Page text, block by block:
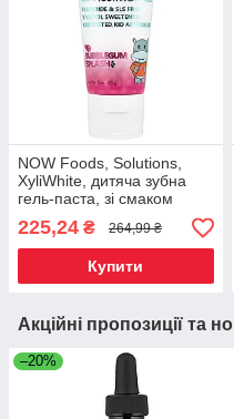
NOW Foods, Solutions,
XyliWhite, дитяча зубна
гель-паста, зі смаком
жувальної гумки, 85 г (3
унції), Київ
225,24 ₴ 264,99 ₴
Купити
Акційні пропозиції та
–20%